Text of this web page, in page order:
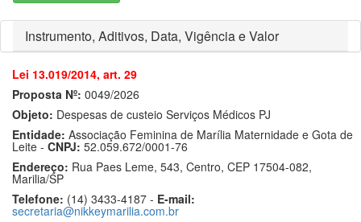
Instrumento, Aditivos, Data, Vigência e Valor
Lei 13.019/2014, art. 29
Proposta Nº: 0049/2026
Objeto: Despesas de custeio Serviços Médicos PJ
Entidade: Associação Feminina de Marília Maternidade e Gota de
Leite - CNPJ: 52.059.672/0001-76
Endereço: Rua Paes Leme, 543, Centro, CEP 17504-082,
Marilia/SP
Telefone: (14) 3433-4187 - E-mail:
secretaria@nikkeymarilia.com.br